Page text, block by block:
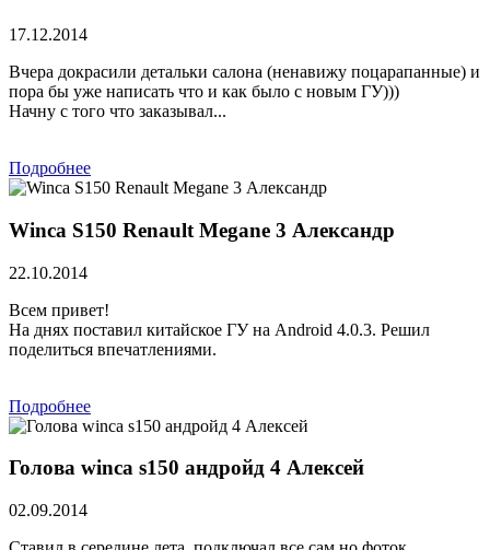
17.12.2014
Вчера докрасили детальки салона (ненавижу поцарапанные) и
пора бы уже написать что и как было с новым ГУ)))
Начну с того что заказывал...
Подробнее
Winca S150 Renault Megane 3 Александр
22.10.2014
Всем привет!
На днях поставил китайское ГУ на Android 4.0.3. Решил
поделиться впечатлениями.
Подробнее
Голова winca s150 андройд 4 Алексей
02.09.2014